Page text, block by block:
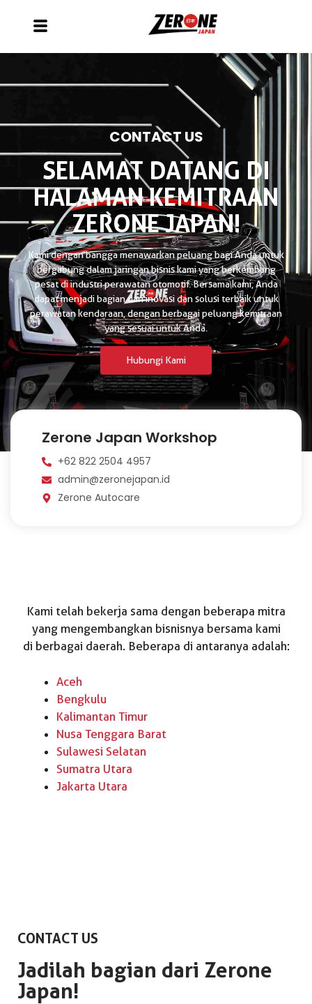
CONTACT US
SELAMAT DATANG DI
HALAMAN KEMITRAAN
ZERONE JAPAN!
Kami dengan bangga menawarkan peluang bagi Anda untuk
bergabung dalam jaringan bisnis kami yang berkembang
pesat di industri perawatan otomotif. Bersama kami, Anda
dapat menjadi bagian dari inovasi dan solusi terbaik untuk
perawatan kendaraan, dengan berbagai peluang kemitraan
yang sesuai untuk Anda.
Hubungi Kami
Zerone Japan Workshop
+62 822 2504 4957
admin@zeronejapan.id
Zerone Autocare
Kami telah bekerja sama dengan beberapa mitra
yang mengembangkan bisnisnya bersama kami
di berbagai daerah. Beberapa di antaranya adalah:
Aceh
Bengkulu
Kalimantan Timur
Nusa Tenggara Barat
Sulawesi Selatan
Sumatra Utara
Jakarta Utara
CONTACT US
Jadilah bagian dari Zerone
Japan!